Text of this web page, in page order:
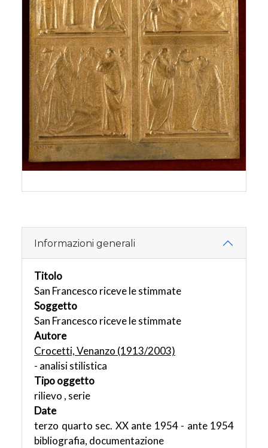
Informazioni generali
Titolo
San Francesco riceve le stimmate
Soggetto
San Francesco riceve le stimmate
Autore
Crocetti, Venanzo (1913/2003)
- analisi stilistica
Tipo oggetto
rilievo , serie
Date
terzo quarto sec. XX ante 1954 - ante 1954
bibliografia, documentazione